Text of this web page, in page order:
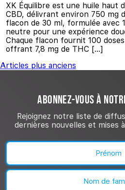
XK Équilibre est une huile haut
CBD, délivrant environ 750 mg
flacon de 30 ml, formulée avec
neutre pour une expérience
Chaque flacon fournit 100
offrant 7,8 mg de THC […]
Navigation des
Articles plus anciens
ABONNEZ-VOUS À
Rejoignez notre liste de
dernières nouvelles et mises
Nom
Prénom